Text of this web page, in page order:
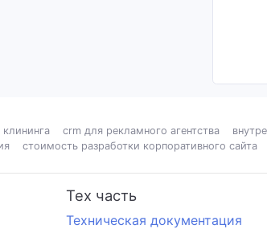
crm для рекламного агентства
стоимость разработки корпоративного сайта
Тех часть
Техническая документация